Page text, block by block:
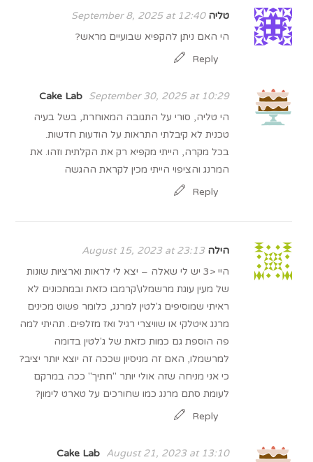
טליה September 8, 2025 at 12:40
הי האם ניתן להקפיא שבועיים מראש?
Reply
Cake Lab
September 30, 2025 at 10:29
הי טליה, סורי על התגובה המאוחרת, בשל בעיה
טכנית לא קיבלתי התראות על הודעות חדשות.
בכל מקרה, הייתי מקפיא רק את הקלתית וזהו. את
המרנג והציפוי הייתי מכין לקראת ההגשה
Reply
הילה August 15, 2023 at 23:13
היי <3 יש לי שאלה – יצא לי לראות וארציות שונות
של מעין עוגת מרשמלו\קרמבו כזאת ובמתכונים לא
ראיתי שמוסיפים ג'לטין למרנג, כלומר פשוט מכינים
מרנג איטלקי או שוויצרי רגיל ואז מזלפים. תהיתי למה
פה הוספת גם כמות כזאת של ג'לטין בדומה
למרשמלו, האם זה מניסיון שככה זה יוצא יותר יציב?
כי אני מניחה שזה אולי יותר "חתיך" ככה במרקם
לעומת סתם מרנג כמו שחורכים על טארט לימון?
Reply
Cake Lab
August 21, 2023 at 13:10